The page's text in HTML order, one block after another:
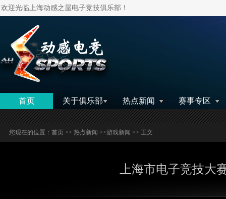
欢迎光临上海动感之屋电子竞技俱乐部！
首页 关于俱乐部 热点新闻 赛事专区
您现在的位置： 首页 >> 热点新闻 >>游戏新闻 >> 正文
上海市电子竞技大